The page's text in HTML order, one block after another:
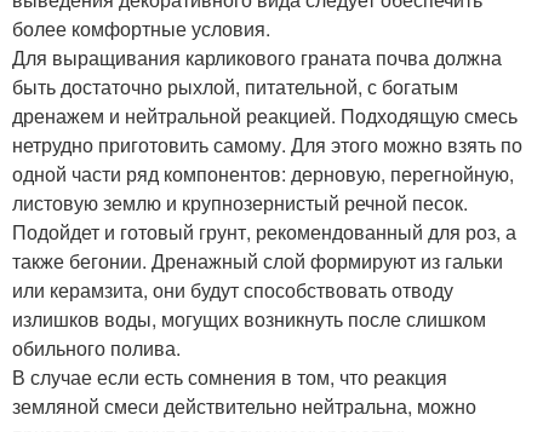
более комфортные условия.
Для выращивания карликового граната почва должна
быть достаточно рыхлой, питательной, с богатым
дренажем и нейтральной реакцией. Подходящую смесь
нетрудно приготовить самому. Для этого можно взять по
одной части ряд компонентов: дерновую, перегнойную,
листовую землю и крупнозернистый речной песок.
Подойдет и готовый грунт, рекомендованный для роз, а
также бегонии. Дренажный слой формируют из гальки
или керамзита, они будут способствовать отводу
излишков воды, могущих возникнуть после слишком
обильного полива.
В случае если есть сомнения в том, что реакция
земляной смеси действительно нейтральна, можно